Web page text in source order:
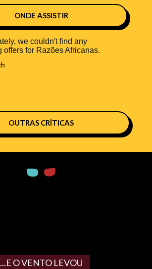
ONDE ASSISTIR
OUTRAS CRÍTICAS
...E O VENTO LEVOU